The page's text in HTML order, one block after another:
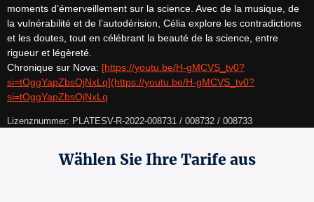
moments d’émerveillement sur la science. Avec de la musique, de
la vulnérabilité et de l’autodérision, Célia explore les contradictions
et les doutes, tout en célébrant la beauté de la science, entre
rigueur et légèreté.
Chronique sur Nova: [https://youtu.be/H-gMCVS_tv0?
si=tOggYapZbsOjNxLq](https://youtu.be/H-gMCVS_tv0?
si=tOggYapZbsOjNxLq
Lizenznummer: PLATESV-R-2022-008731 / 008732 / 008733
Wählen Sie Ihre Tarife aus